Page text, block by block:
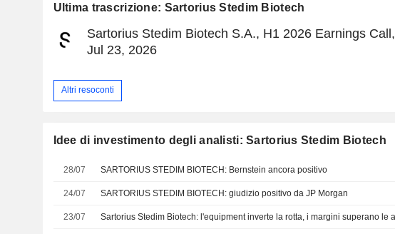
Ultima trascrizione: Sartorius Stedim Biotech
Sartorius Stedim Biotech S.A., H1 2026 Earnings Call,
Jul 23, 2026
Altri resoconti
Idee di investimento degli analisti: Sartorius Stedim Biotech
28/07 SARTORIUS STEDIM BIOTECH: Bernstein ancora positivo
24/07 SARTORIUS STEDIM BIOTECH: giudizio positivo da JP Morgan
23/07